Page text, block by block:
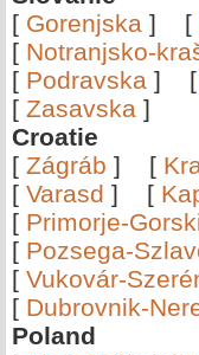
[ Gorenjska ] [
[ Notranjsko-
[ Podravska ] [
[ Zasavska ]
Croatie
[ Zágráb ] [
[ Varasd ] [
[ Primorje-
[ Pozsega-
[ Vukovár-
[ Dubrovnik-
Poland